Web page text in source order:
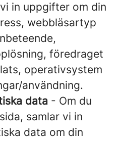
in uppgifter om din
webbläsartyp
föredraget
operativsystem
användning.
data - Om du
samlar vi in
data om din